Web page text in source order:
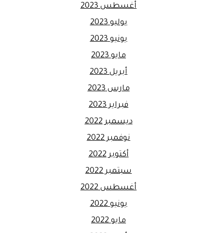
أغسطس 2023
يوليو 2023
يونيو 2023
مايو 2023
أبريل 2023
مارس 2023
فبراير 2023
ديسمبر 2022
نوفمبر 2022
أكتوبر 2022
سبتمبر 2022
أغسطس 2022
يونيو 2022
مايو 2022